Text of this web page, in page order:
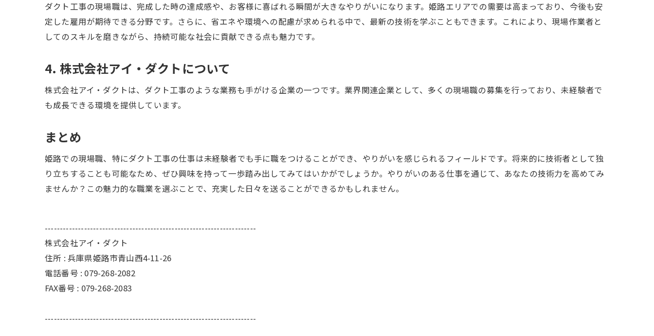
ダクト工事の現場職は、完成した時の達成感や、お客様に喜ばれる瞬間が大きなやりがいになります。姫路エリアでの需要は高まっており、今後も安
定した雇用が期待できる分野です。さらに、省エネや環境への配慮が求められる中で、最新の技術を学ぶこともできます。これにより、現場作業者と
してのスキルを磨きながら、持続可能な社会に貢献できる点も魅力です。
4. 株式会社アイ・ダクトについて
株式会社アイ・ダクトは、ダクト工事のような業務も手がける企業の一つです。業界関連企業として、多くの現場職の募集を行っており、未経験者で
も成長できる環境を提供しています。
まとめ
姫路での現場職、特にダクト工事の仕事は未経験者でも手に職をつけることができ、やりがいを感じられるフィールドです。将来的に技術者として独
り立ちすることも可能なため、ぜひ興味を持って一歩踏み出してみてはいかがでしょうか。やりがいのある仕事を通じて、あなたの技術力を高めてみ
ませんか？この魅力的な職業を選ぶことで、充実した日々を送ることができるかもしれません。
----------------------------------------------------------------------
株式会社アイ・ダクト
住所 : 兵庫県姫路市青山西4-11-26
電話番号 : 079-268-2082
FAX番号 : 079-268-2083
----------------------------------------------------------------------